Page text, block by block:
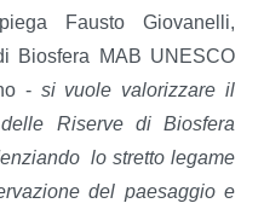
Fausto Giovanelli,
Biosfera MAB UNESCO
- si vuole valorizzare il
Riserve di Biosfera
lo stretto legame
del paesaggio e